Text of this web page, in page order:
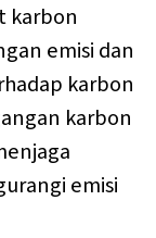
karbon
emisi dan
karbon
karbon
emisi